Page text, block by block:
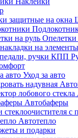
Опелетки
Уход за авто
Автобаферы
Автотепло
и подарки